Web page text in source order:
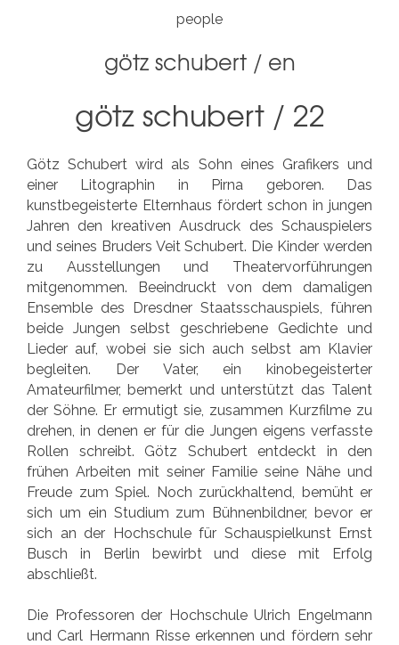
people
götz schubert/ en
götz schubert / 22
Götz Schubert wird als Sohn eines Grafikers und
einer Litographin in Pirna geboren. Das
kunstbegeisterte Elternhaus fördert schon in jungen
Jahren den kreativen Ausdruck des Schauspielers
und seines Bruders Veit Schubert. Die Kinder werden
zu Ausstellungen und Theatervorführungen
mitgenommen. Beeindruckt von dem damaligen
Ensemble des Dresdner Staatsschauspiels, führen
beide Jungen selbst geschriebene Gedichte und
Lieder auf, wobei sie sich auch selbst am Klavier
begleiten. Der Vater, ein kinobegeisterter
Amateurfilmer, bemerkt und unterstützt das Talent
der Söhne. Er ermutigt sie, zusammen Kurzfilme zu
drehen, in denen er für die Jungen eigens verfasste
Rollen schreibt. Götz Schubert entdeckt in den
frühen Arbeiten mit seiner Familie seine Nähe und
Freude zum Spiel. Noch zurückhaltend, bemüht er
sich um ein Studium zum Bühnenbildner, bevor er
sich an der Hochschule für Schauspielkunst Ernst
Busch in Berlin bewirbt und diese mit Erfolg
abschließt.
Die Professoren der Hochschule Ulrich Engelmann
und Carl Hermann Risse erkennen und fördern sehr